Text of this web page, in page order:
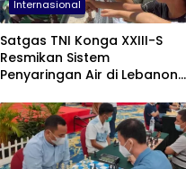
Internasional
Satgas TNI Konga XXIII-S
Resmikan Sistem
Penyaringan Air di Lebanon